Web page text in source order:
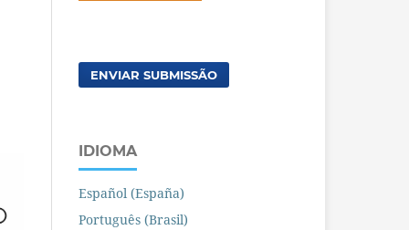
ENVIAR SUBMISSÃO
IDIOMA
Español (España)
Português (Brasil)